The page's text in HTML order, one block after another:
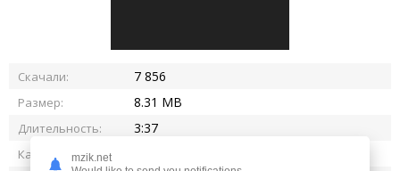
Скачали: 7 856
Размер: 8.31 MB
Длительность: 3:37
Качество:mzik.net